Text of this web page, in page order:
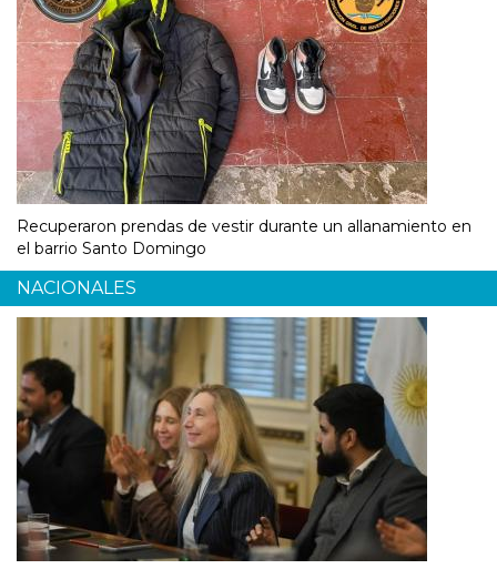
Recuperaron prendas de vestir durante un allanamiento en
el barrio Santo Domingo
NACIONALES